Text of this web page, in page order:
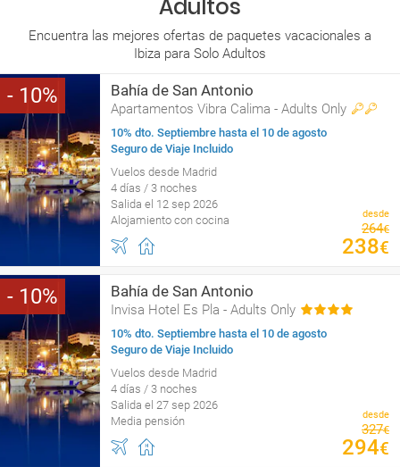
Adultos
Encuentra las mejores ofertas de paquetes vacacionales a
Ibiza para Solo Adultos
10 Bahía de San Antonio
Apartamentos Vibra Calima - Adults Only
10% dto. Septiembre hasta el 10 de agosto
Seguro de Viaje Incluido
Vuelos desde Madrid
4 días / 3 noches
Salida el 12 sep 2026
Alojamiento con cocina
desde
264€
238€
10 Bahía de San Antonio
Invisa Hotel Es Pla - Adults Only
10% dto. Septiembre hasta el 10 de agosto
Seguro de Viaje Incluido
Vuelos desde Madrid
4 días / 3 noches
Salida el 27 sep 2026
Media pensión
desde
327€
294€